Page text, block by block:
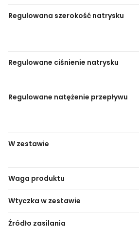
Regulowana szerokość natrysku
Regulowane ciśnienie natrysku
Regulowane natężenie przepływu
W zestawie
Waga produktu
Wtyczka w zestawie
Źródło zasilania